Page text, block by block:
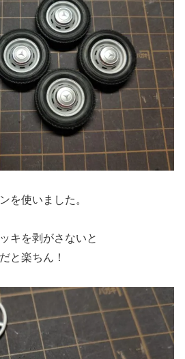
を使いました。
キを剥がさないと
と楽ちん！